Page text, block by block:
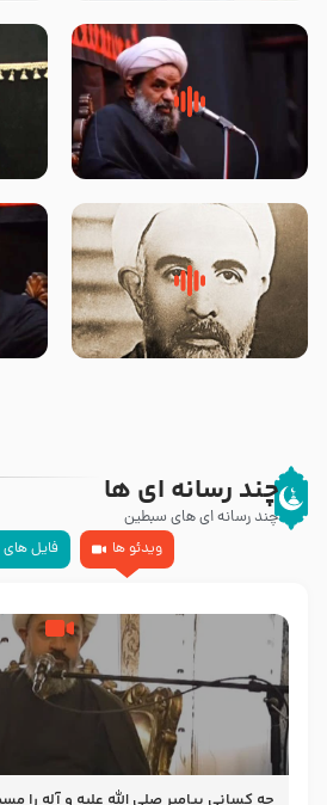
روضه جانسوز پاره های جگر امام
حسن مجتبی علیه السلام-حجت
روضه‌ی مجلس یزید ملعون و
اسارت اهل‌بیت علیهم‌السلام –
چند رسانه ای ها
چند رسانه ای های سبطین
ویدئو ها
فایل
چه کسانی پیامبر صلی الله علیه و آله را